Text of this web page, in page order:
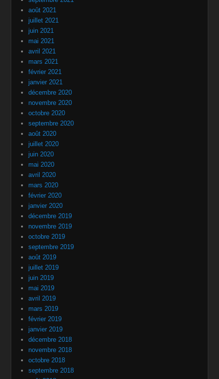
août 2021
juillet 2021
juin 2021
mai 2021
avril 2021
mars 2021
février 2021
janvier 2021
décembre 2020
novembre 2020
octobre 2020
septembre 2020
août 2020
juillet 2020
juin 2020
mai 2020
avril 2020
mars 2020
février 2020
janvier 2020
décembre 2019
novembre 2019
octobre 2019
septembre 2019
août 2019
juillet 2019
juin 2019
mai 2019
avril 2019
mars 2019
février 2019
janvier 2019
décembre 2018
novembre 2018
octobre 2018
septembre 2018